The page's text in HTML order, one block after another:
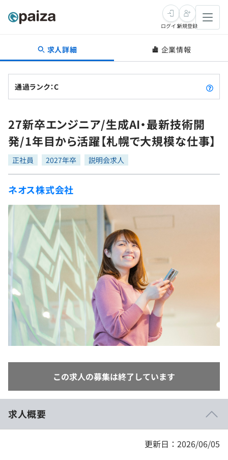
転職・キャリア
転職成功ガイド
転職エージェント
インタビュー
転職成功ガイド
新卒就活
求人検索
本選考
インターン
新卒エージェント
イベント・セミナー
インタビュー
就活成功ガイド
学習
講座一覧
問題集
ナレッジ
リファレンス
プラン
個人向けプラン
法人向けプラン
学校向けプラン
スキルチェック
プログラミング言語
評価結果一覧
再チャレンジ結果一覧
ゲーム・マンガ
Tech Team Journal
paiza times
paizaとは？
ログイン新規登録
求人詳細 企業情報
通過ランク：C
27新卒エンジニア/生成AI・最新技術開
発/1年目から活躍【札幌で大規模な仕事】
正社員 2027年卒 説明会求人
ネオス株式会社
この求人の募集は終了しています
求人概要
更新日：2026/06/05